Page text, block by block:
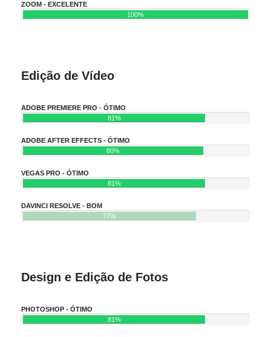
ZOOM - EXCELENTE
100%
Edição de Vídeo
ADOBE PREMIERE PRO - ÓTIMO
81%
ADOBE AFTER EFFECTS - ÓTIMO
80%
VEGAS PRO - ÓTIMO
81%
DAVINCI RESOLVE - BOM
77%
Design e Edição de Fotos
PHOTOSHOP - ÓTIMO
81%